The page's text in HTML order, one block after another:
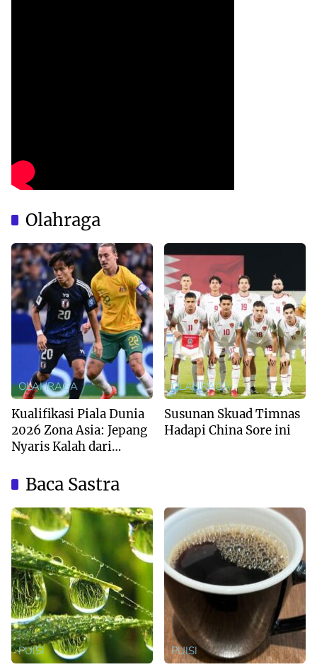
Olahraga
OLAHRAGA
Kualifikasi Piala Dunia
2026 Zona Asia: Jepang
Nyaris Kalah dari
OLAHRAGA
Susunan Skuad Timnas
Hadapi China Sore ini
Baca Sastra
PUISI PUISI